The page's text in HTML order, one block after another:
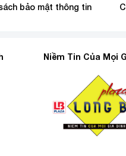
bảo mật thông tin
Niềm Tin Của Mọi